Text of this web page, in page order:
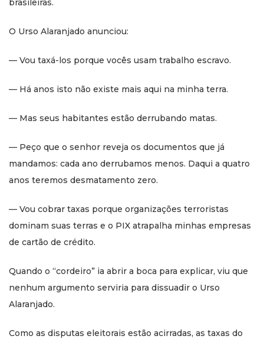
brasileiras.
O Urso Alaranjado anunciou:
— Vou taxá-los porque vocês usam trabalho escravo.
— Há anos isto não existe mais aqui na minha terra.
— Mas seus habitantes estão derrubando matas.
— Peço que o senhor reveja os documentos que já
mandamos: cada ano derrubamos menos. Daqui a quatro
anos teremos desmatamento zero.
— Vou cobrar taxas porque organizações terroristas
dominam suas terras e o PIX atrapalha minhas empresas
de cartão de crédito.
Quando o “cordeiro” ia abrir a boca para explicar, viu que
nenhum argumento serviria para dissuadir o Urso
Alaranjado.
Como as disputas eleitorais estão acirradas, as taxas do